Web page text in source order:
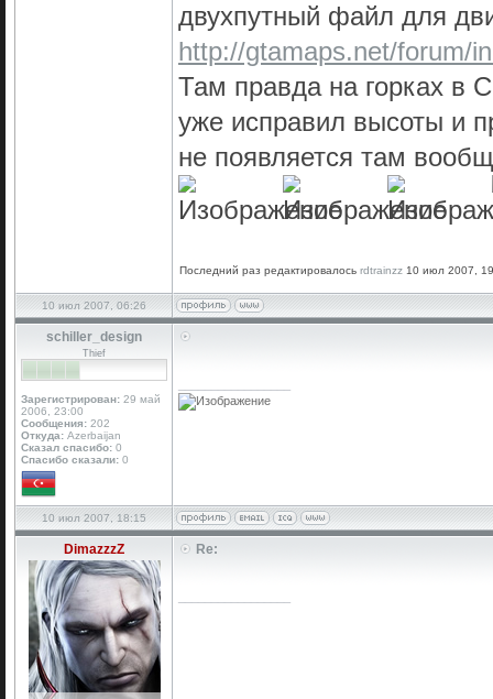
двухпутный файл для
http://gtamaps.net/forum/
Там правда на горках в
уже исправил высоты и
не появляется там
Последний раз редактировалось rdtrainzz 10 июл 2007,
10 июл 2007, 06:26
schiller_design
Thief
Зарегистрирован: 29 май
2006, 23:00
Сообщения: 202
Откуда: Azerbaijan
Сказал спасибо: 0
Спасибо сказали: 0
10 июл 2007, 18:15
DimazzzZ Re: